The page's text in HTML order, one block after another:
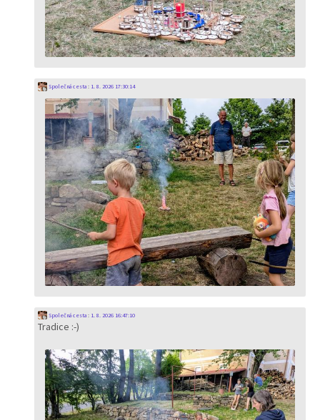
Společná cesta: 1. 8. 2026 17:30:14
Společná cesta: 1. 8. 2026 16:47:10
Tradice :-)